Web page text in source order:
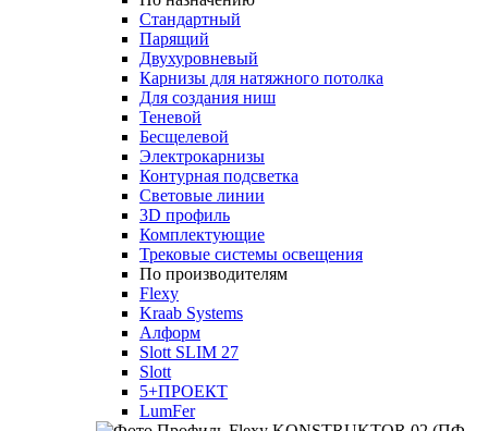
Стандартный
Парящий
Двухуровневый
Карнизы для натяжного потолка
Для создания ниш
Теневой
Бесщелевой
Электрокарнизы
Контурная подсветка
Световые линии
3D профиль
Комплектующие
Трековые системы освещения
По производителям
Flexy
Kraab Systems
Алформ
Slott SLIM 27
Slott
5+ПРОЕКТ
LumFer